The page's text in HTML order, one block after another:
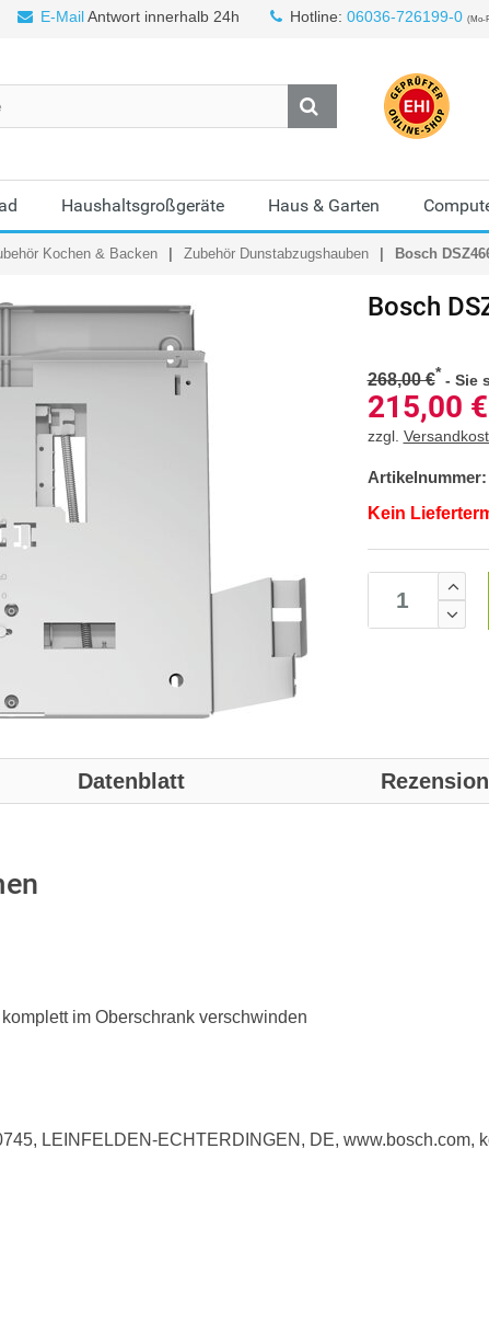
E-MailAntwort innerhalb 24h Hotline: 06036-726199-0 (Mo-
Haushaltsgroßgeräte Haus & Garten
Kochen & Backen Zubehör Dunstabzugshauben Bosch
Bosch
268,00 €* - Sie
215,00 €
zzgl.
Artikelnummer:
Kein
Datenblatt
im Oberschrank verschwinden
LEINFELDEN-ECHTERDINGEN, DE, www.bosch.com,